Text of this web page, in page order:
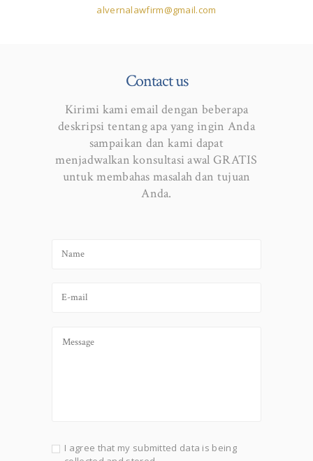
alvernalawfirm@gmail.com
Contact us
Kirimi kami email dengan beberapa
deskripsi tentang apa yang ingin Anda
sampaikan dan kami dapat
menjadwalkan konsultasi awal GRATIS
untuk membahas masalah dan tujuan
Anda.
I agree that my submitted data is being